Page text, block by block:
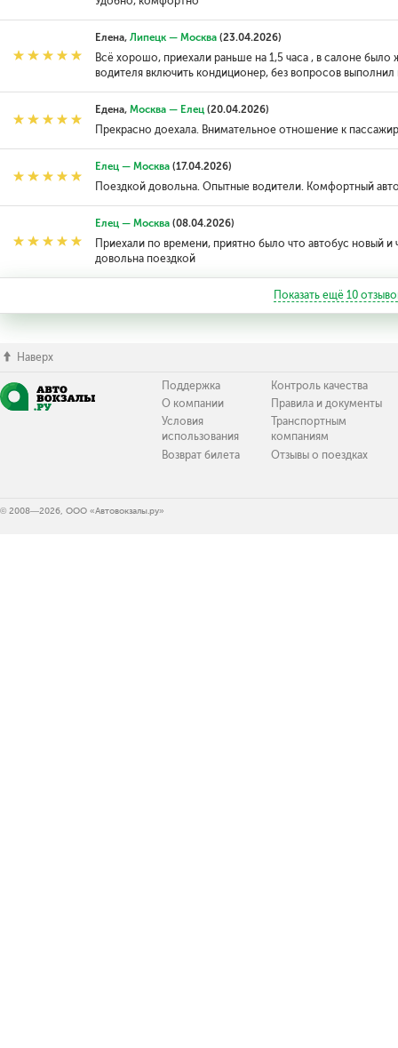
Елена, Липецк — Москва(23.04.2026)
Всё хорошо, приехали раньше на 1,5 часа , в салоне было
водителя включить кондиционер, без вопросов выполнил
Едена, Москва — Елец(20.04.2026)
Прекрасно доехала. Внимательное отношение к
Елец — Москва(17.04.2026)
Поездкой довольна. Опытные водители. Комфортный
Елец — Москва(08.04.2026)
Приехали по времени, приятно было что автобус новый и
довольна поездкой
Показать ещё 10
Наверх
Поддержка
О компании
Условия
использования
Возврат билета
Контроль качества
Правила и документы
Транспортным
компаниям
Отзывы о поездках
© 2008—2026, ООО «Автовокзалы.ру»